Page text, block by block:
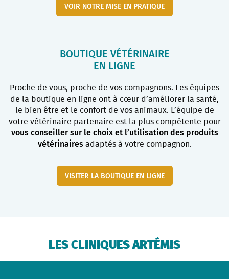
VOIR NOTRE MISE EN PRATIQUE
BOUTIQUE VÉTÉRINAIRE
EN LIGNE
Proche de vous, proche de vos compagnons. Les équipes
de la boutique en ligne ont à cœur d’améliorer la santé,
le bien être et le confort de vos animaux. L’équipe de
votre vétérinaire partenaire est la plus compétente pour
vous conseiller sur le choix et l’utilisation des produits
vétérinairesadaptés à votre compagnon.
VISITER LA BOUTIQUE EN LIGNE
LES CLINIQUES ARTÉMIS